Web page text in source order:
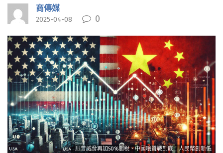
商傳媒
2025-04-08 0
川普威脅再加50%關稅、中國嗆聲戰到底！人民幣創新低